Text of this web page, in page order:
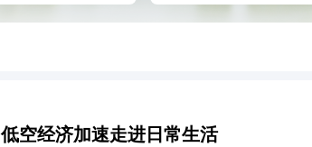
低空经济加速走进日常生活